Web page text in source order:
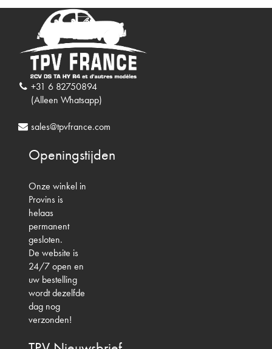
+31 6 82750894
(Alleen Whatsapp)
sales@tpvfrance.com
Openingstijden
Onze winkel in
Provins is
helaas
permanent
gesloten.
De website is
24/7 open en
uw bestelling
wordt dezelfde
dag nog
verzonden!